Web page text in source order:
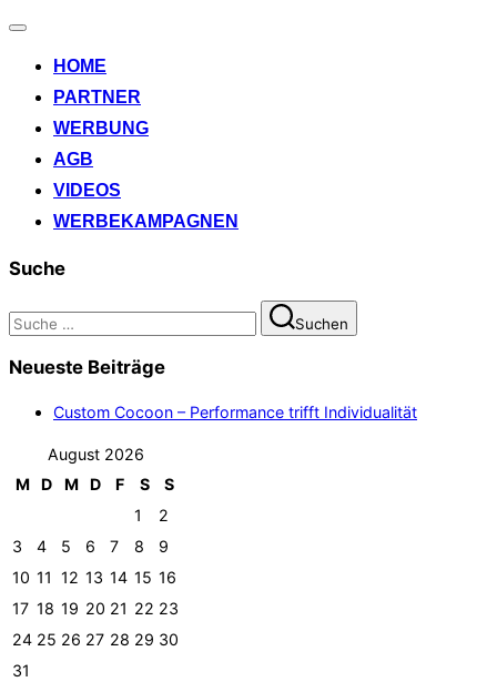
Navigation
HOME
PARTNER
WERBUNG
AGB
VIDEOS
WERBEKAMPAGNEN
Suche
Suchen
nach:
Suchen
Neueste Beiträge
Custom Cocoon – Performance trifft Individualität
August 2026
M
D M D F S
S
1
2
3
4 5 6 7 8
9
10 11 12 13 14 15 16
17 18 19 20 21 22 23
24 25 26 27 28 29 30
31